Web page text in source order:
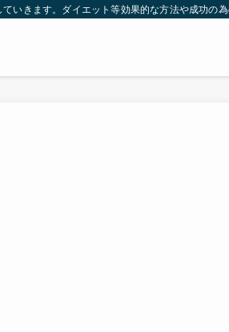
いきます。ダイエット等効果的な方法や成功